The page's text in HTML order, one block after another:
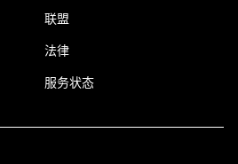
联盟
法律
服务状态